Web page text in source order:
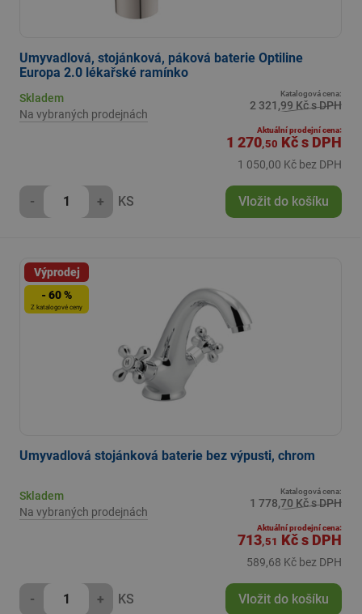
Umyvadlová, stojánková, páková baterie Optiline
Europa 2.0 lékařské ramínko
Skladem
Na vybraných prodejnách
Katalogová cena:
2 321,99 Kč s DPH
Aktuální prodejní cena:
1 270,50 Kčs DPH
1 050,00 Kč bez DPH
- + KS Vložit do košíku
Výprodej
- 60 %
Z katalogové ceny
Umyvadlová stojánková baterie bez výpusti, chrom
Skladem
Na vybraných prodejnách
Katalogová cena:
1 778,70 Kč s DPH
Aktuální prodejní cena:
713,51 Kčs DPH
589,68 Kč bez DPH
- + KS Vložit do košíku